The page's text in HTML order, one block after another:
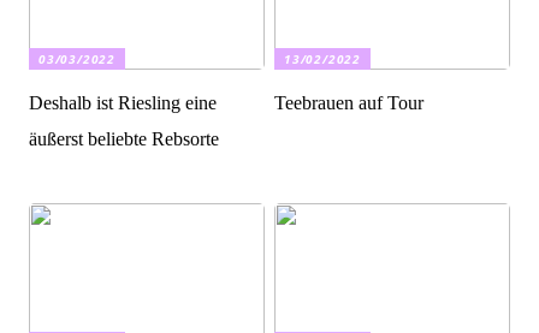
03/03/2022
Deshalb ist Riesling eine
äußerst beliebte Rebsorte
13/02/2022
Teebrauen auf Tour